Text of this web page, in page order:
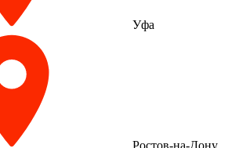
Уфа
Ростов-на-Дону